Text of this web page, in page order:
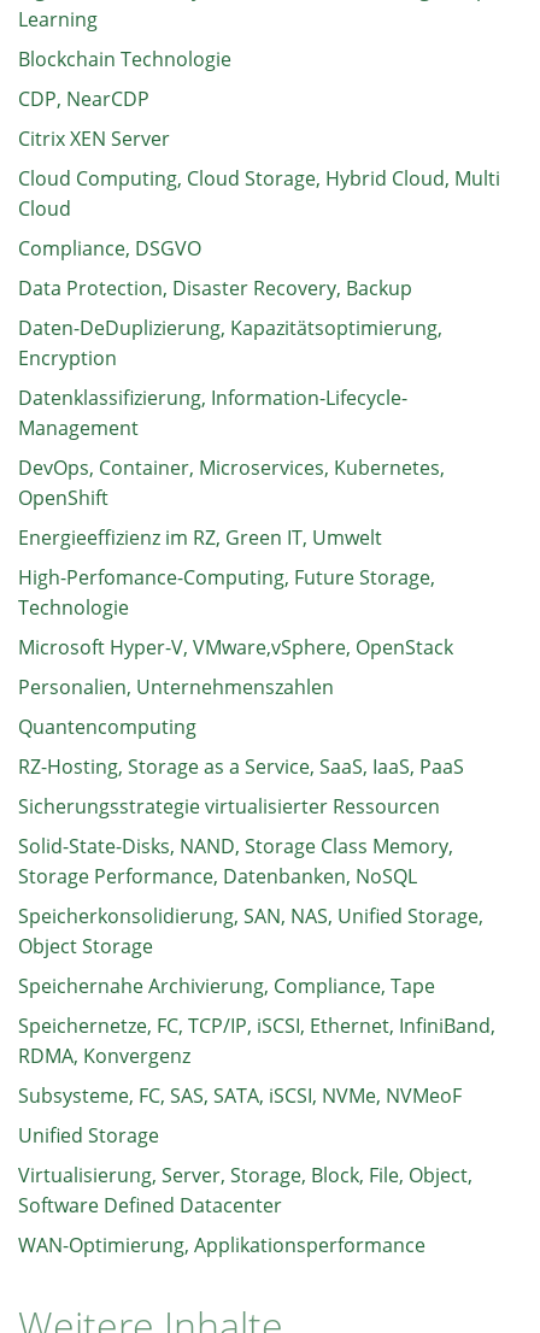
Learning
Blockchain Technologie
CDP, NearCDP
Citrix XEN Server
Cloud Computing, Cloud Storage, Hybrid Cloud, Multi
Cloud
Compliance, DSGVO
Data Protection, Disaster Recovery, Backup
Daten-DeDuplizierung, Kapazitätsoptimierung,
Encryption
Datenklassifizierung, Information-Lifecycle-
Management
DevOps, Container, Microservices, Kubernetes,
OpenShift
Energieeffizienz im RZ, Green IT, Umwelt
High-Perfomance-Computing, Future Storage,
Technologie
Microsoft Hyper-V, VMware,vSphere, OpenStack
Personalien, Unternehmenszahlen
Quantencomputing
RZ-Hosting, Storage as a Service, SaaS, IaaS, PaaS
Sicherungsstrategie virtualisierter Ressourcen
Solid-State-Disks, NAND, Storage Class Memory,
Storage Performance, Datenbanken, NoSQL
Speicherkonsolidierung, SAN, NAS, Unified Storage,
Object Storage
Speichernahe Archivierung, Compliance, Tape
Speichernetze, FC, TCP/IP, iSCSI, Ethernet, InfiniBand,
RDMA, Konvergenz
Subsysteme, FC, SAS, SATA, iSCSI, NVMe, NVMeoF
Unified Storage
Virtualisierung, Server, Storage, Block, File, Object,
Software Defined Datacenter
WAN-Optimierung, Applikationsperformance